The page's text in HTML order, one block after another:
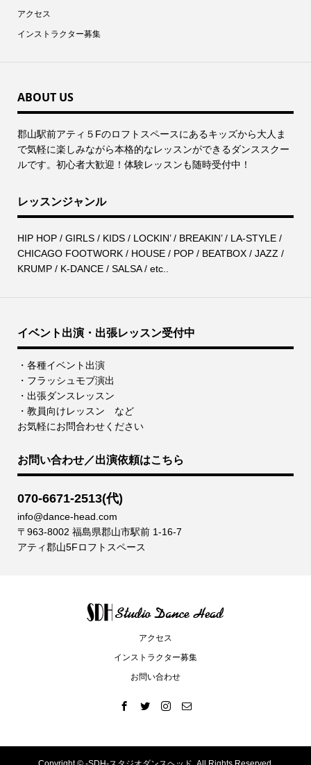
アクセス
インストラクター募集
ABOUT US
郡⼭駅前アティ５Fのロフトスペースにあるキッズから⼤⼈ま
で気軽に楽しみながら本格的なレッスンができるダンススクー
ルです。初心者大歓迎！体験レッスンも随時受付中！
レッスンジャンル
HIP HOP / GIRLS / KIDS / LOCKIN’ / BREAKIN’ / LA-STYLE /
CHICAGO FOOTWORK / HOUSE / POP / BEATBOX / JAZZ /
KRUMP / K-DANCE / SALSA / etc..
イベント出演・出張レッスン受付中
・各種イベント出演
・フラッシュモブ演出
・出張ダンスレッスン
・教員向けレッスン など
お気軽にお問合わせください
お問い合わせ／出演依頼はこちら
070-6671-2513(代)
info@dance-head.com
〒963-8002 福島県郡山市駅前 1-16-7
アティ郡山5Fロフトスペース
アクセス
インストラクター募集
お問い合わせ